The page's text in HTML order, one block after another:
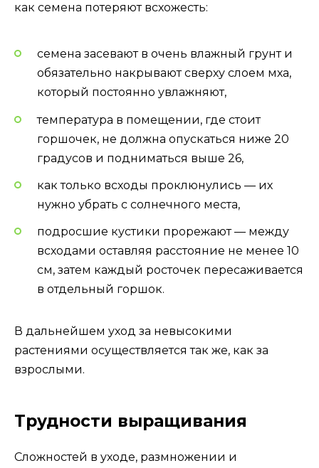
как семена потеряют всхожесть:
семена засевают в очень влажный грунт и
обязательно накрывают сверху слоем мха,
который постоянно увлажняют,
температура в помещении, где стоит
горшочек, не должна опускаться ниже 20
градусов и подниматься выше 26,
как только всходы проклюнулись — их
нужно убрать с солнечного места,
подросшие кустики прорежают — между
всходами оставляя расстояние не менее 10
см, затем каждый росточек пересаживается
в отдельный горшок.
В дальнейшем уход за невысокими
растениями осуществляется так же, как за
взрослыми.
Трудности выращивания
Сложностей в уходе, размножении и